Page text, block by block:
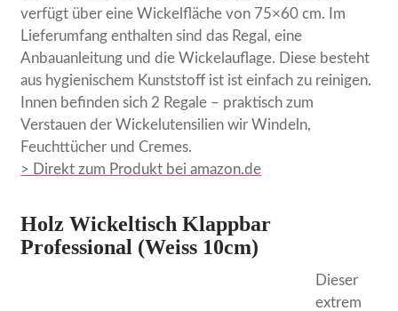
verfügt über eine Wickelfläche von 75×60 cm. Im
Lieferumfang enthalten sind das Regal, eine
Anbauanleitung und die Wickelauflage. Diese besteht
aus hygienischem Kunststoff ist ist einfach zu reinigen.
Innen befinden sich 2 Regale – praktisch zum
Verstauen der Wickelutensilien wir Windeln,
Feuchttücher und Cremes.
> Direkt zum Produkt bei amazon.de
Holz Wickeltisch Klappbar
Professional (Weiss 10cm)
Dieser
extrem